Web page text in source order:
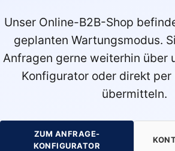
Unser Online-B2B-Shop
geplanten Wartungsmodus.
Anfragen gerne weiterhin über
Konfigurator oder direkt per
übermitteln.
ZUM ANFRAGE-
KONFIGURATOR